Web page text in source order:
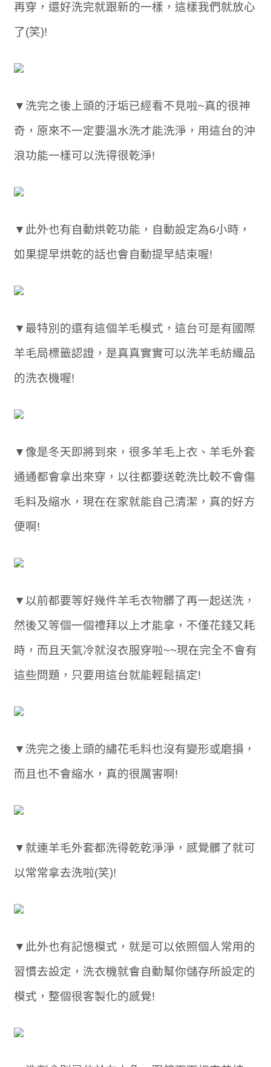
再穿，還好洗完就跟新的一樣，這樣我們就放心
了(笑)!
▼洗完之後上頭的汙垢已經看不見啦~真的很神
奇，原來不一定要溫水洗才能洗淨，用這台的沖
浪功能一樣可以洗得很乾淨!
▼此外也有自動烘乾功能，自動設定為6小時，
如果提早烘乾的話也會自動提早結束喔!
▼最特別的還有這個羊毛模式，這台可是有國際
羊毛局標籤認證，是真真實實可以洗羊毛紡織品
的洗衣機喔!
▼像是冬天即將到來，很多羊毛上衣、羊毛外套
通通都會拿出來穿，以往都要送乾洗比較不會傷
毛料及縮水，現在在家就能自己清潔，真的好方
便啊!
▼以前都要等好幾件羊毛衣物髒了再一起送洗，
然後又等個一個禮拜以上才能拿，不僅花錢又耗
時，而且天氣冷就沒衣服穿啦~~現在完全不會有
這些問題，只要用這台就能輕鬆搞定!
▼洗完之後上頭的繡花毛料也沒有變形或磨損，
而且也不會縮水，真的很厲害啊!
▼就連羊毛外套都洗得乾乾淨淨，感覺髒了就可
以常常拿去洗啦(笑)!
▼此外也有記憶模式，就是可以依照個人常用的
習慣去設定，洗衣機就會自動幫你儲存所設定的
模式，整個很客製化的感覺!